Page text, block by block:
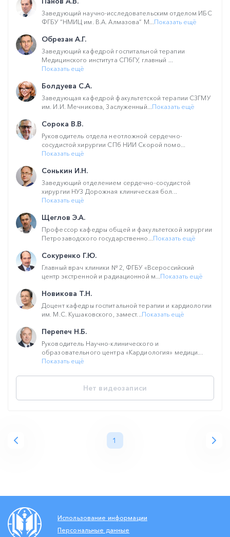
Заведующий научно-исследовательским отделом ИБС
ФГБУ “НМИЦ им. В.А. Алмазова” М...Показать ещё
Обрезан А.Г.
Заведующий кафедрой госпитальной терапии
Медицинского института СПбГУ, главный ...
Показать ещё
Болдуева С.А.
Заведующая кафедрой факультетской терапии CЗГМУ
им. И.И. Мечникова, Заслуженный...Показать ещё
Сорока В.В.
Руководитель отдела неотложной сердечно-
сосудистой хирургии СПб НИИ Скорой помо...
Показать ещё
Сонькин И.Н.
Заведующий отделением сердечно-сосудистой
хирургии НУЗ Дорожная клиническая бол...
Показать ещё
Щеглов Э.А.
Профессор кафедры общей и факультетской хирургии
Петрозаводского государственно...Показать ещё
Сокуренко Г.Ю.
Главный врач клиники № 2, ФГБУ «Всероссийский
центр экстренной и радиационной м...Показать ещё
Новикова Т.Н.
Доцент кафедры госпитальной терапии и кардиологии
им. М.С. Кушаковского, замест...Показать ещё
Перепеч Н.Б.
Руководитель Научно-клинического и
образовательного центра «Кардиология» медици...
Показать ещё
Нет видеозаписи
1
Использование информации
Персональные данные